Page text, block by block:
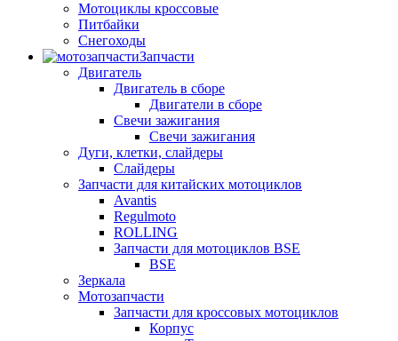
Мотоциклы кроссовые
Питбайки
Снегоходы
Запчасти
Двигатель
Двигатель в сборе
Двигатели в сборе
Свечи зажигания
Свечи зажигания
Дуги, клетки, слайдеры
Слайдеры
Запчасти для китайских мотоциклов
Avantis
Regulmoto
ROLLING
Запчасти для мотоциклов BSE
BSE
Зеркала
Мотозапчасти
Запчасти для кроссовых мотоциклов
Корпус